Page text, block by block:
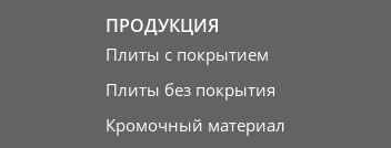
ПРОДУКЦИЯ
Плиты с покрытием
Плиты без покрытия
Кромочный материал